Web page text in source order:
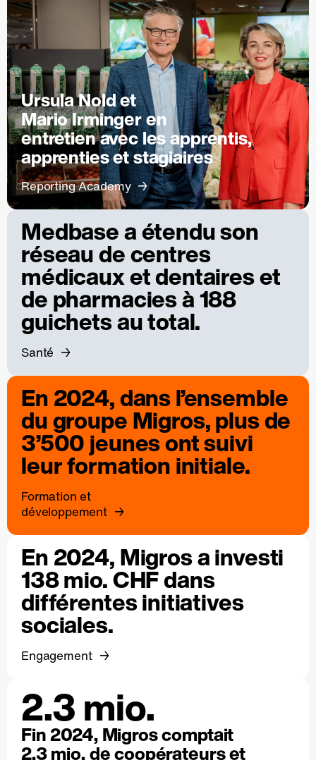
Ursula Nold et
Mario Irminger en
entretien avec les apprentis,
apprenties et stagiaires
Reporting Academy
Medbase a étendu son
réseau de centres
médicaux et dentaires et
de pharmacies à 188
guichets au total.
Santé
En 2024, dans l’ensemble
du groupe Migros, plus de
3’500 jeunes ont suivi
leur formation initiale.
Formation et
développement
En 2024, Migros a investi
138 mio. CHF dans
différentes initiatives
sociales.
Engagement
2.3 mio.
Fin 2024, Migros comptait
2.3 mio. de coopérateurs et